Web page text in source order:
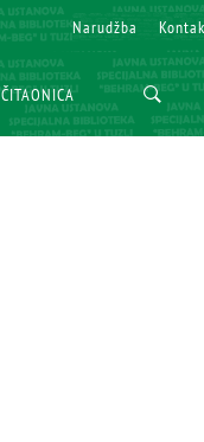
Narudžba
Narudžba
ČITAONICA
ČITAONICA